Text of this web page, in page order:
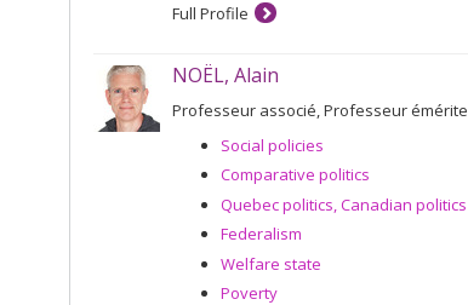
Full Profile
NOËL, Alain
Professeur associé, Professeur émérite
Social policies
Comparative politics
Quebec politics, Canadian politics
Federalism
Welfare state
Poverty